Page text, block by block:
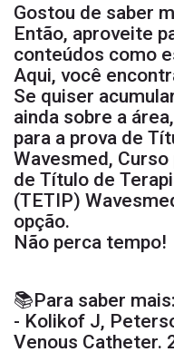
Gostou de saber
Então, aproveite
conteúdos como
Aqui, você
Se quiser
ainda sobre a
para a prova de
Wavesmed, Curso
de Título de
(TETIP)
opção.
Não perca tempo!
📚Para saber mais:
- Kolikof J,
Venous Catheter.